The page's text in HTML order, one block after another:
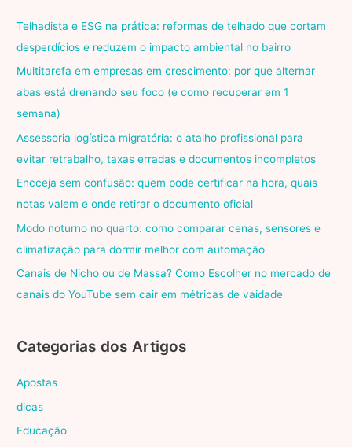
Telhadista e ESG na prática: reformas de telhado que cortam
desperdícios e reduzem o impacto ambiental no bairro
Multitarefa em empresas em crescimento: por que alternar
abas está drenando seu foco (e como recuperar em 1
semana)
Assessoria logística migratória: o atalho profissional para
evitar retrabalho, taxas erradas e documentos incompletos
Encceja sem confusão: quem pode certificar na hora, quais
notas valem e onde retirar o documento oficial
Modo noturno no quarto: como comparar cenas, sensores e
climatização para dormir melhor com automação
Canais de Nicho ou de Massa? Como Escolher no mercado de
canais do YouTube sem cair em métricas de vaidade
Categorias dos Artigos
Apostas
dicas
Educação